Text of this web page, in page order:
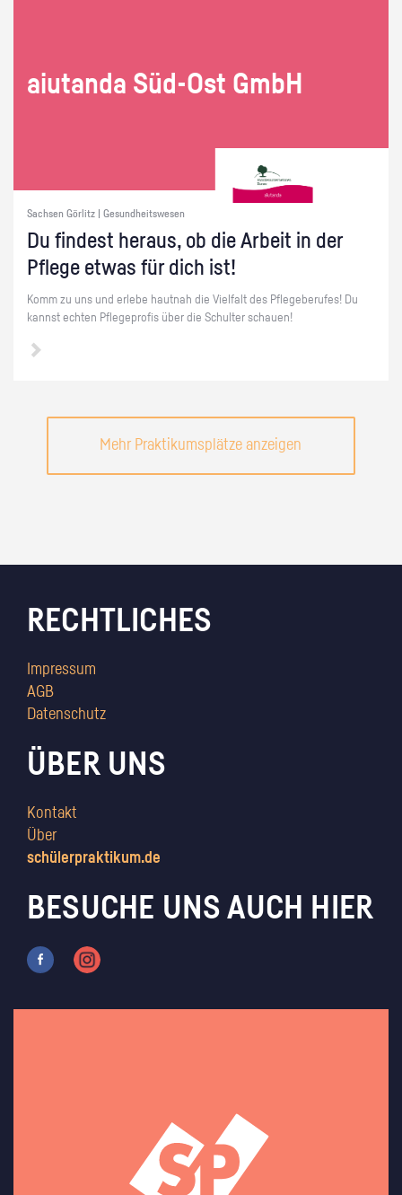
ai­utan­da Süd-Ost GmbH
Sachsen Görlitz | Gesundheitswesen
Du fin­dest her­aus, ob die Ar­beit in der
Pfle­ge etwas für dich ist!
Komm zu uns und er­le­be haut­nah die Viel­falt des Pfle­ge­be­ru­fes! Du
kannst ech­ten Pfle­ge­pro­fis über die Schul­ter schau­en!
Mehr Praktikumsplätze anzeigen
RECHTLICHES
Impressum
AGB
Datenschutz
ÜBER UNS
Kontakt
Über
schülerpraktikum.de
BESUCHE UNS AUCH HIER